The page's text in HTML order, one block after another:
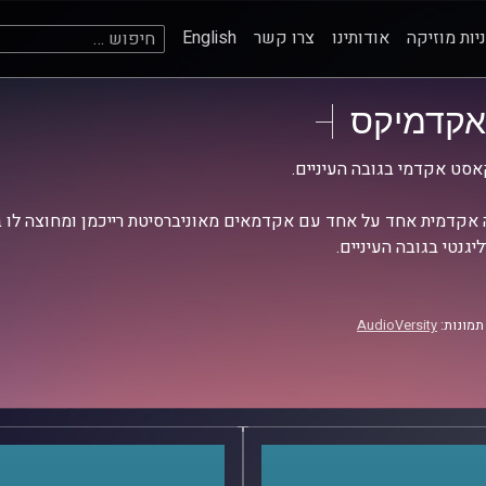
מוזיקה אודותינו צרו קשר English חיפוש:
אקדמיקס
אקדמי בגובה העיניים.
אקדמית אחד על אחד עם אקדמאים מאוניברסיטת רייכמן ומחוצה לו
בגובה העיניים.
AudioVersity